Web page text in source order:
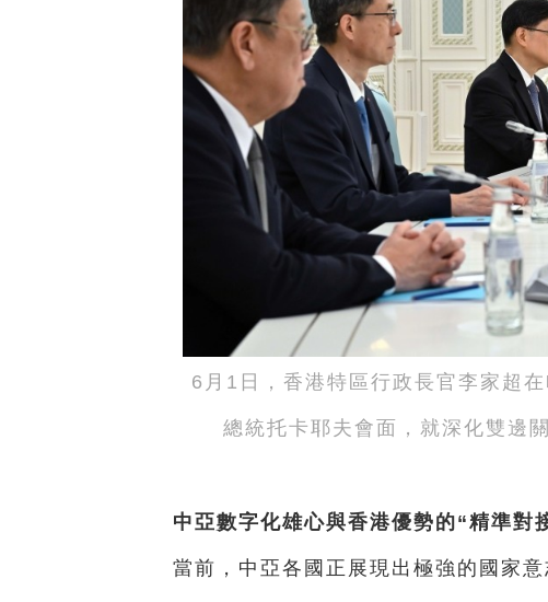
6月1日，香港特區行政長官李家超
總統托卡耶夫會面，就深化雙邊
中亞數字化雄心與香港優勢的“精準對
當前，中亞各國正展現出極強的國家